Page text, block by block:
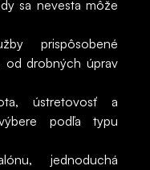
sa nevesta môže
prispôsobené
od drobných úprav
ústretovosť a
podľa typu
jednoduchá